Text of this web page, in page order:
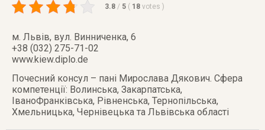
3.8 / 5 ( 18 votes )
м. Львів, вул. Винниченка, 6
+38 (032) 275-71-02
www.kiew.diplo.de
Почесний консул – пані Мирослава Дякович. Сфера
компетенції: Волинська, Закарпатська,
ІваноФранківська, Рівненська, Тернопільська,
Хмельницька, Чернівецька та Львівська області